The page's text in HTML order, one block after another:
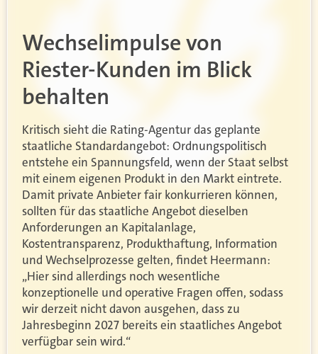
Wechselimpulse von
Riester-Kunden im Blick
behalten
Kritisch sieht die Rating-Agentur das geplante
staatliche Standardangebot: Ordnungspolitisch
entstehe ein Spannungsfeld, wenn der Staat selbst
mit einem eigenen Produkt in den Markt eintrete.
Damit private Anbieter fair konkurrieren können,
sollten für das staatliche Angebot dieselben
Anforderungen an Kapitalanlage,
Kostentransparenz, Produkthaftung, Information
und Wechselprozesse gelten, findet Heermann:
„Hier sind allerdings noch wesentliche
konzeptionelle und operative Fragen offen, sodass
wir derzeit nicht davon ausgehen, dass zu
Jahresbeginn 2027 bereits ein staatliches Angebot
verfügbar sein wird.“